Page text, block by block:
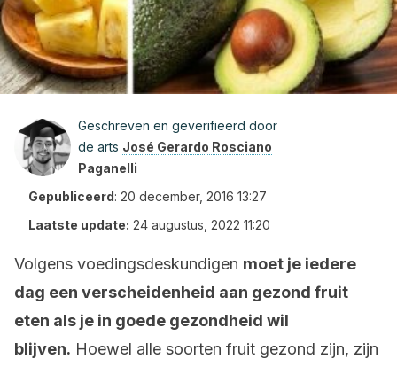
Geschreven en geverifieerd door
de arts José Gerardo Rosciano
Paganelli
Gepubliceerd: 20 december, 2016 13:27
Laatste update: 24 augustus, 2022 11:20
Volgens voedingsdeskundigen moet je iedere
dag een verscheidenheid aan gezond fruit
eten als je in goede gezondheid wil
blijven. Hoewel alle soorten fruit gezond zijn, zijn